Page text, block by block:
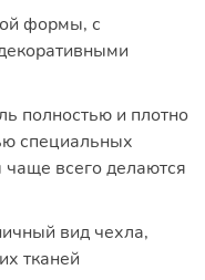
формы, с
полностью и плотно
специальных
всего делаются
вид чехла,
тканей